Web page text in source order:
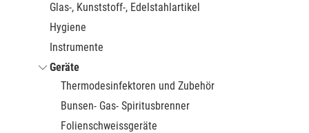
Glas-, Kunststoff-, Edelstahlartikel
Hygiene
Instrumente
Geräte
Thermodesinfektoren und Zubehör
Bunsen- Gas- Spiritusbrenner
Folienschweissgeräte